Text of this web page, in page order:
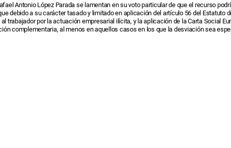
Antonio López Parada se lamentan en su voto particular de que el recurso
debido a su carácter tasado y limitado en aplicación del artículo 56 del Estatuto
trabajador por la actuación empresarial ilícita, y la aplicación de la Carta Social
complementaria, al menos en aquellos casos en los que la desviación sea